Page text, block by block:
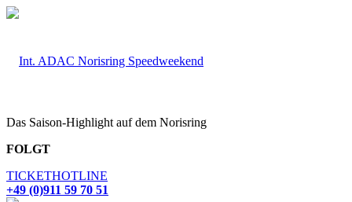
Das Saison-Highlight auf dem Norisring
FOLGT
TICKETHOTLINE
+49 (0)911 59 70 51